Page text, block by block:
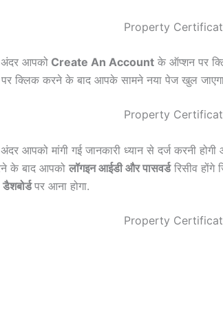
आपको Create An Account के ऑप्शन पर
क्लिक करने के बाद आपके सामने नया पेज खुल
आपको मांगी गई जानकारी ध्यान से दर्ज करनी होगी
के बाद आपको लॉगइन आईडी और पासवर्डरिसीव होंगे
डैशबोर्डपर आना होगा.